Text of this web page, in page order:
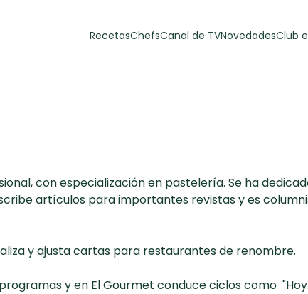
Recetas
de trucha
EMPANADAS DE
FLAN
ChefsCanal de TVNovedadesClub
con especialización en pastelería. Se ha
artículos para importantes revistas y es
y ajusta cartas para restaurantes de renombre.
y en El Gourmet conduce ciclos como